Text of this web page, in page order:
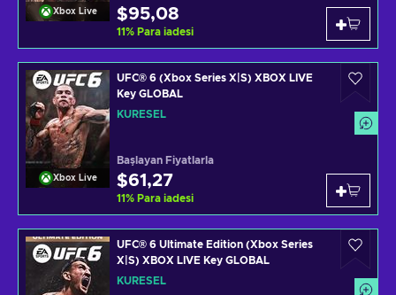
Xbox Live $95,08
11% Para iadesi
Xbox Live
UFC® 6 (Xbox Series X|S) XBOX LIVE
Key GLOBAL
KÜRESEL
Başlayan Fiyatlarla
$61,27
11% Para iadesi
UFC® 6 Ultimate Edition (Xbox Series
X|S) XBOX LIVE Key GLOBAL
KÜRESEL